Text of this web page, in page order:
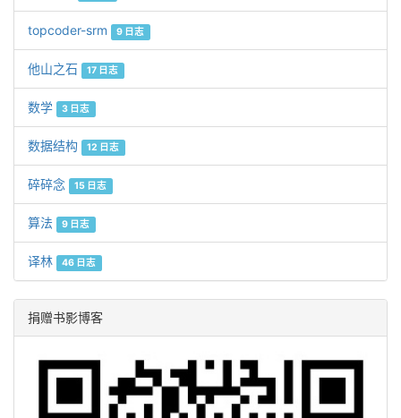
topcoder-srm 9 日志
他山之石 17 日志
数学 3 日志
数据结构 12 日志
碎碎念 15 日志
算法 9 日志
译林 46 日志
捐赠书影博客